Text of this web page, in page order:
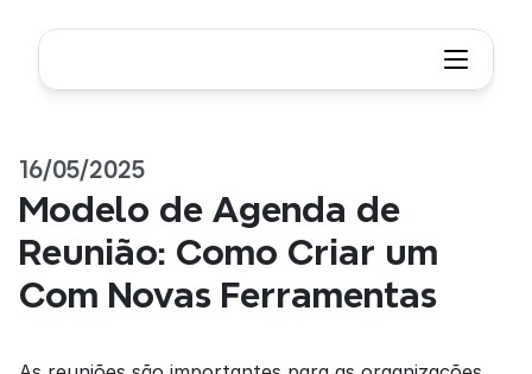
16/05/2025
Modelo de Agenda de
Reunião: Como Criar um
Com Novas Ferramentas